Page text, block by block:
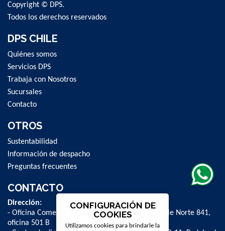
Copyright © DPS.
Todos los derechos reservados
DPS CHILE
Quiénes somos
Servicios DPS
Trabaja con Nosotros
Sucursales
Contacto
OTROS
Sustentabilidad
Información de despacho
Preguntas frecuentes
CONTACTO
Dirección:
- Oficina Comercial y administrativa: Avenida Valle Norte 841,
oficina 501 B
CONFIGURACIÓN DE
COOKIES
Utilizamos cookies para brindarle la